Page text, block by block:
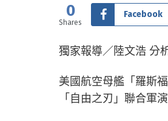
0
Shares
Facebook
獨家報導／陸文浩 分
美國航空母艦「羅斯
「自由之刃」聯合軍